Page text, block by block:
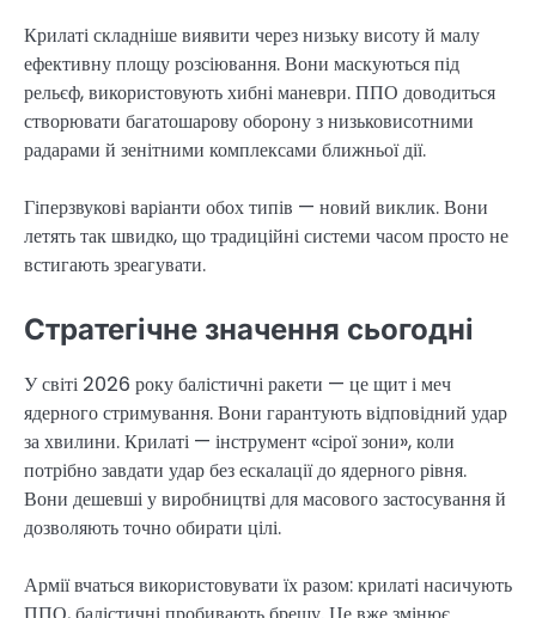
Крилаті складніше виявити через низьку висоту й малу
ефективну площу розсіювання. Вони маскуються під
рельєф, використовують хибні маневри. ППО доводиться
створювати багатошарову оборону з низьковисотними
радарами й зенітними комплексами ближньої дії.
Гіперзвукові варіанти обох типів — новий виклик. Вони
летять так швидко, що традиційні системи часом просто не
встигають зреагувати.
Стратегічне значення сьогодні
У світі 2026 року балістичні ракети — це щит і меч
ядерного стримування. Вони гарантують відповідний удар
за хвилини. Крилаті — інструмент «сірої зони», коли
потрібно завдати удар без ескалації до ядерного рівня.
Вони дешевші у виробництві для масового застосування й
дозволяють точно обирати цілі.
Армії вчаться використовувати їх разом: крилаті насичують